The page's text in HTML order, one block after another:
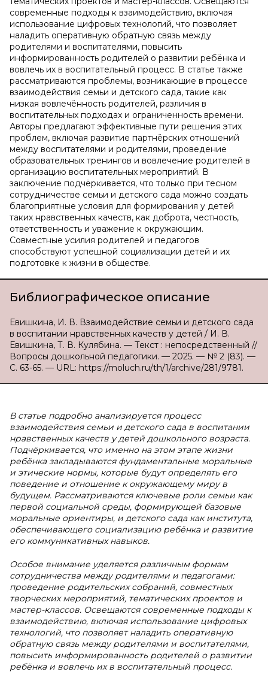
современные подходы к взаимодействию, включая
использование цифровых технологий, что позволяет
наладить оперативную обратную связь между
родителями и воспитателями, повысить
информированность родителей о развитии ребёнка и
вовлечь их в воспитательный процесс. В статье также
рассматриваются проблемы, возникающие в процессе
взаимодействия семьи и детского сада, такие как
низкая вовлечённость родителей, различия в
воспитательных подходах и ограниченность времени.
Авторы предлагают эффективные пути решения этих
проблем, включая развитие партнёрских отношений
между воспитателями и родителями, проведение
образовательных тренингов и вовлечение родителей в
организацию воспитательных мероприятий. В
заключение подчёркивается, что только при тесном
сотрудничестве семьи и детского сада можно создать
благоприятные условия для формирования у детей
таких нравственных качеств, как доброта, честность,
ответственность и уважение к окружающим.
Совместные усилия родителей и педагогов
способствуют успешной социализации детей и их
подготовке к жизни в обществе.
Библиографическое описание
Евишкина, И. В. Взаимодействие семьи и детского сада
в воспитании нравственных качеств у детей / И. В.
Евишкина, Т. В. Кулябина. — Текст : непосредственный //
Вопросы дошкольной педагогики. — 2025. — № 2 (83). —
С. 63-65. — URL: https://moluch.ru/th/1/archive/281/9781.
В статье подробно анализируется процесс
взаимодействия семьи и детского сада в воспитании
нравственных качеств у детей дошкольного возраста.
Подчёркивается, что именно на этом этапе жизни
ребёнка закладываются фундаментальные моральные
и этические нормы, которые будут определять его
поведение и отношение к окружающему миру в
будущем. Рассматриваются ключевые роли семьи как
первой социальной среды, формирующей базовые
моральные ориентиры, и детского сада как института,
обеспечивающего социализацию ребёнка и развитие
его коммуникативных навыков.
Особое внимание уделяется различным формам
сотрудничества между родителями и педагогами:
проведение родительских собраний, совместных
творческих мероприятий, тематических проектов и
мастер-классов. Освещаются современные подходы к
взаимодействию, включая использование цифровых
технологий, что позволяет наладить оперативную
обратную связь между родителями и воспитателями,
повысить информированность родителей о развитии
ребёнка и вовлечь их в воспитательный процесс.